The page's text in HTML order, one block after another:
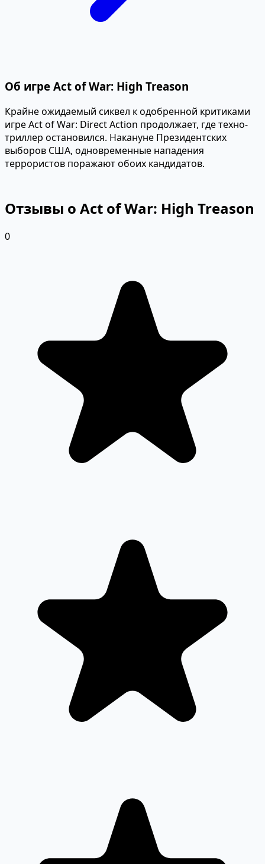
Об игре Act of War: High Treason
Крайне ожидаемый сиквел к одобренной критиками
игре Act of War: Direct Action продолжает, где техно-
триллер остановился. Накануне Президентских
выборов США, одновременные нападения
террористов поражают обоих кандидатов.
Отзывы о Act of War: High Treason
0